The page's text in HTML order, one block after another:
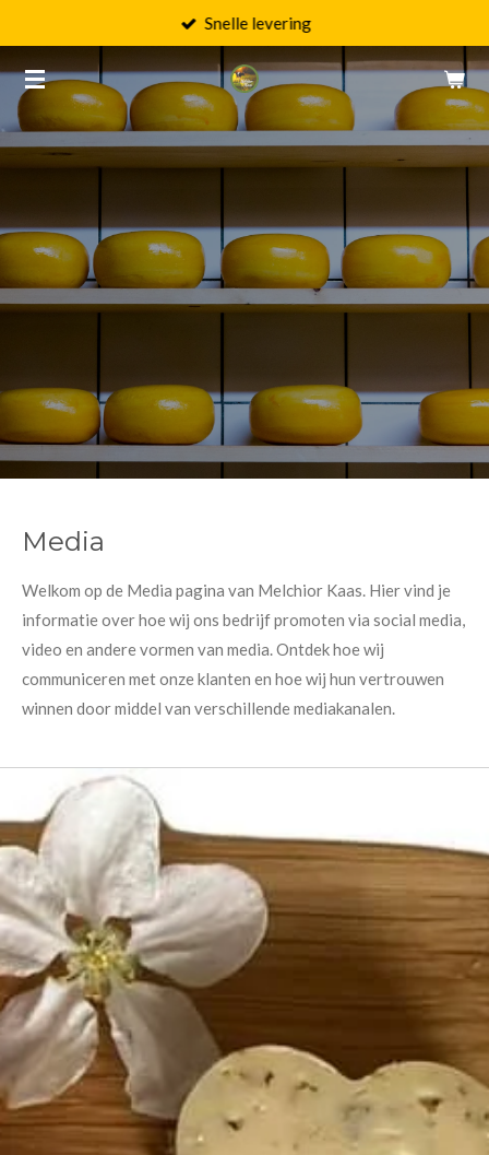
naar
de
hoofdinhoud
Snelle levering
Media
Welkom op de Media pagina van Melchior Kaas. Hier vind je
informatie over hoe wij ons bedrijf promoten via social media,
video en andere vormen van media. Ontdek hoe wij
communiceren met onze klanten en hoe wij hun vertrouwen
winnen door middel van verschillende mediakanalen.